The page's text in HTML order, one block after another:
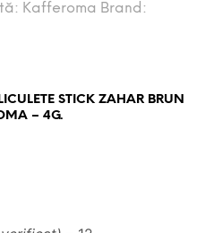
Kafferoma Brand:
STICK ZAHAR BRUN
– 4G.